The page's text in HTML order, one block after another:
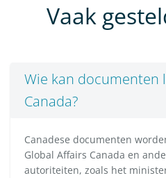
Vaak
Wie kan documenten
Canada?
Canadese documenten
Global Affairs Canada en
autoriteiten, zoals het